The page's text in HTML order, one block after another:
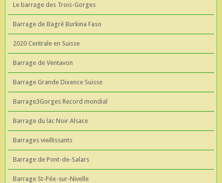
Le barrage des Trois-Gorges
Barrage de Bagré Burkina Faso
2020 Centrale en Suisse
Barrage de Ventavon
Barrage Grande Dixence Suisse
Barrage3Gorges Record mondial
Barrage du lac Noir Alsace
Barrages vieillissants
Barrage de Pont-de-Salars
Barrage St-Pée-sur-Nivelle